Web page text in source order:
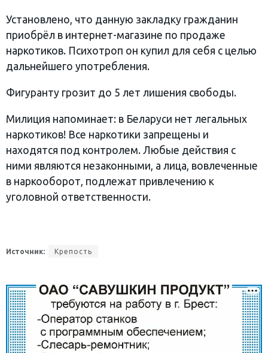
Установлено, что данную закладку гражданин
приобрёл в интернет-магазине по продаже
наркотиков. Психотроп он купил для себя с целью
дальнейшего употребления.
Фигуранту грозит до 5 лет лишения свободы.
Милиция напоминает: в Беларуси нет легальных
наркотиков! Все наркотики запрещены и
находятся под контролем. Любые действия с
ними являются незаконными, а лица, вовлеченные
в наркооборот, подлежат привлечению к
уголовной ответственности.
Источник: Крепость